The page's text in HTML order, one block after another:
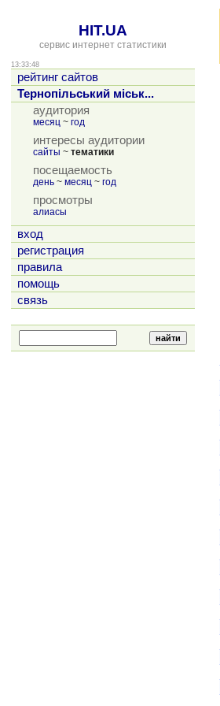
HIT.UA
сервис интернет статистики
13:33:48
рейтинг сайтов
Тернопільський міськ...
аудитория
месяц ~ год
интересы аудитории
сайты ~ тематики
посещаемость
день ~ месяц ~ год
просмотры
алиасы
вход
регистрация
правила
помощь
связь